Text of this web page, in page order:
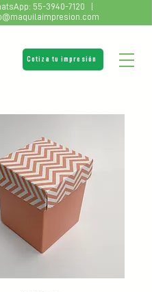
Cotiza tu impresión
55-3940-7120